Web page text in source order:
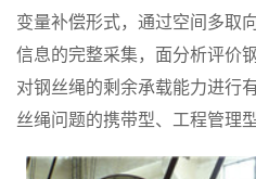
变量补偿形式，通过空间多取
信息的完整采集，面分析评价
对钢丝绳的剩余承载能力进行
丝绳问题的携带型、工程管理